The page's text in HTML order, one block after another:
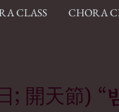
CLASS CHORA
; 開天節) “